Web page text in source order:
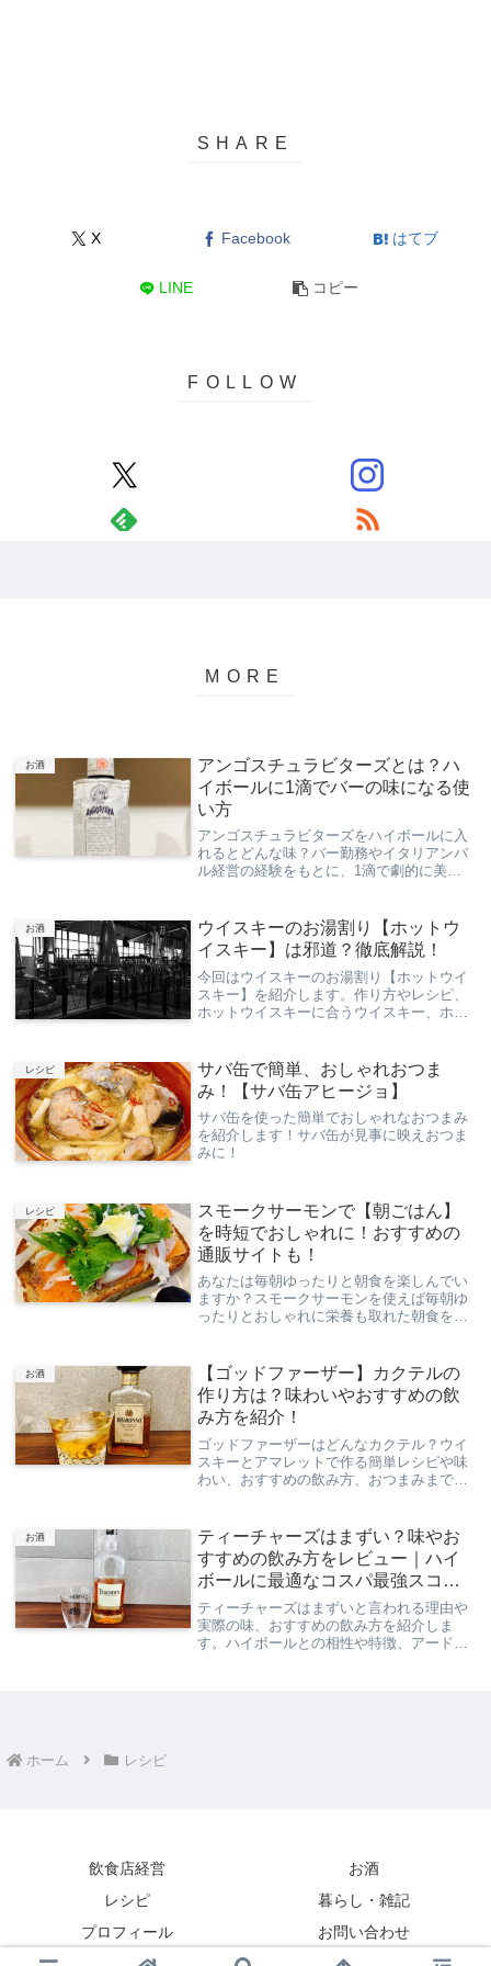
X Facebook はてブ
LINE コピー
お酒
アンゴスチュラビターズとは？ハ
イボールに1滴でバーの味になる使
い方
アンゴスチュラビターズをハイボールに入
れるとどんな味？バー勤務やイタリアンバ
ル経営の経験をもとに、1滴で劇的に美味
お酒
ウイスキーのお湯割り【ホットウ
イスキー】は邪道？徹底解説！
今回はウイスキーのお湯割り【ホットウイ
スキー】を紹介します。作り方やレシピ、
ホットウイスキーに合うウイスキー、ホッ
す
レシピ
サバ缶で簡単、おしゃれおつま
み！【サバ缶アヒージョ】
サバ缶を使った簡単でおしゃれなおつまみ
を紹介します！サバ缶が見事に映えおつま
みに！
レシピ
スモークサーモンで【朝ごはん】
を時短でおしゃれに！おすすめの
通販サイトも！
あなたは毎朝ゆったりと朝食を楽しんでい
ますか？スモークサーモンを使えば毎朝ゆ
ったりとおしゃれに栄養も取れた朝食を楽
お酒
【ゴッドファーザー】カクテルの
作り方は？味わいやおすすめの飲
み方を紹介！
ゴッドファーザーはどんなカクテル？ウイ
スキーとアマレットで作る簡単レシピや味
わい、おすすめの飲み方、おつまみまで、
お酒
ティーチャーズはまずい？味やお
すすめの飲み方をレビュー｜ハイ
ボールに最適なコスパ最強スコッ
チ
ティーチャーズはまずいと言われる理由や
実際の味、おすすめの飲み方を紹介しま
す。ハイボールとの相性や特徴、アードモ
ホーム レシピ
飲食店経営
お酒
レシピ
暮らし・雑記
プロフィール
お問い合わせ